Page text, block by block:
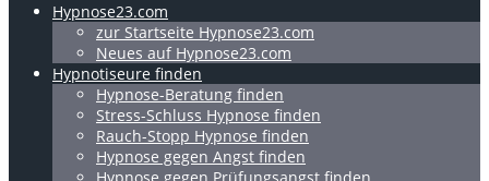
Hypnose23.com
zur Startseite Hypnose23.com
Neues auf Hypnose23.com
Hypnotiseure finden
Hypnose-Beratung finden
Stress-Schluss Hypnose finden
Rauch-Stopp Hypnose finden
Hypnose gegen Angst finden